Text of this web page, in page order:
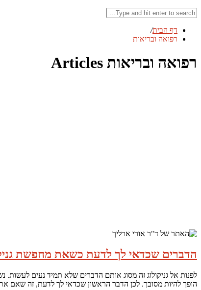
דף הבית/
רפואה ובריאות
רפואה ובריאות Articles
הדברים שכדאי לך לדעת כשאת מחפשת
לפנות אל גניקולוג זה מסוג אותם הדברים שלא תמיד נעים
הופך להיות מסובך. לכן הדבר הראשון שכדאי לך לדעת, זה שאם